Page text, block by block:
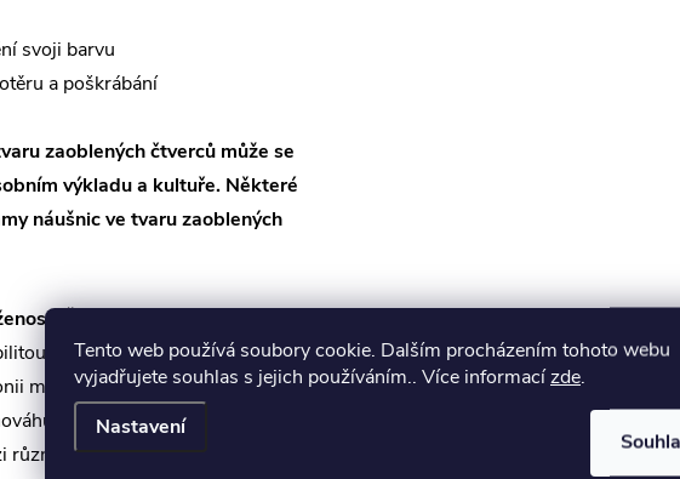
Tento web používá soubory cookie. Dalším procházením tohoto webu
vyjadřujete souhlas s jejich používáním.. Více informacízde.
Nastavení
svoji barvu
a poškrábání
zaoblených čtverců může se
výkladu a kultuře. Některé
náušnic ve tvaru zaoblených
Zaoblené čtverce mohou
mezi různými aspekty života, ať
mezi prací a osobním
emocionálními aspekty.